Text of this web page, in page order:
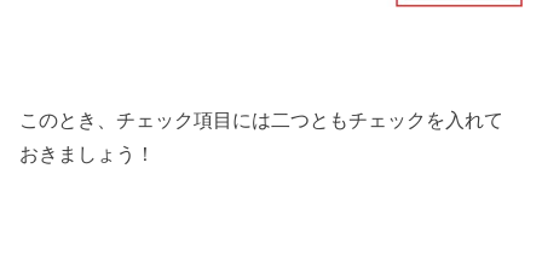
このとき、チェック項目には二つともチェックを入れて
おきましょう！